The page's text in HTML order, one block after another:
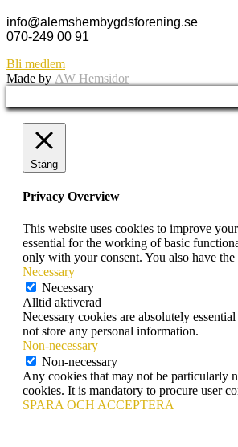
info@alemshembygdsforening.se
070-249 00 91
Bli medlem
Made by AW Hemsidor
Stäng
Privacy Overview
This website uses cookies to improve
essential for the working of basic
only with your consent. You also have
Necessary
Necessary
Alltid aktiverad
Necessary cookies are absolutely
not store any personal information.
Non-necessary
Non-necessary
Any cookies that may not be particularly
cookies. It is mandatory to procure user
SPARA OCH ACCEPTERA